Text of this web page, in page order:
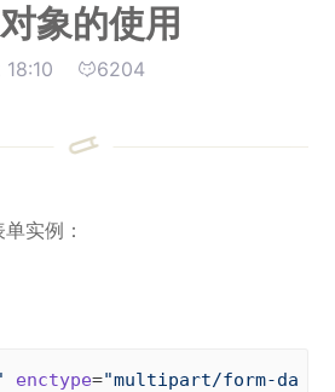
象的使用
6204
实例：
enctype="multipart/form-data"